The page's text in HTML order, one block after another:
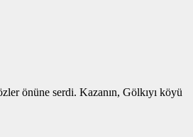
önüne serdi. Kazanın, Gölkıyı köyü